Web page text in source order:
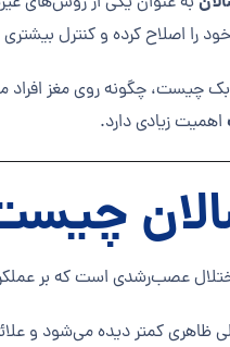
را اصلاح کرده و کنترل
اهمیت زیادی دارد.
ظاهری کمتر دیده می‌شود و